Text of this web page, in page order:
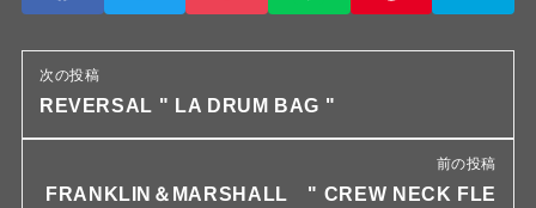
次の投稿
REVERSAL " LA DRUM BAG "
前の投稿
FRANKLIN＆MARSHALL " CREW NECK FLE